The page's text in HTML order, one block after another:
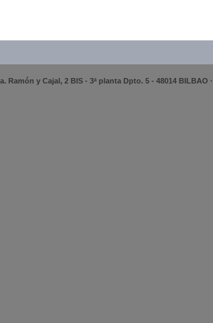
Ramón y Cajal, 2 BIS - 3ª planta Dpto. 5 - 48014 BILBAO